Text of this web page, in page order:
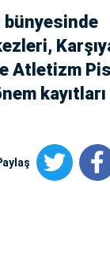
bünyesinde
Atletizm
kayıtları